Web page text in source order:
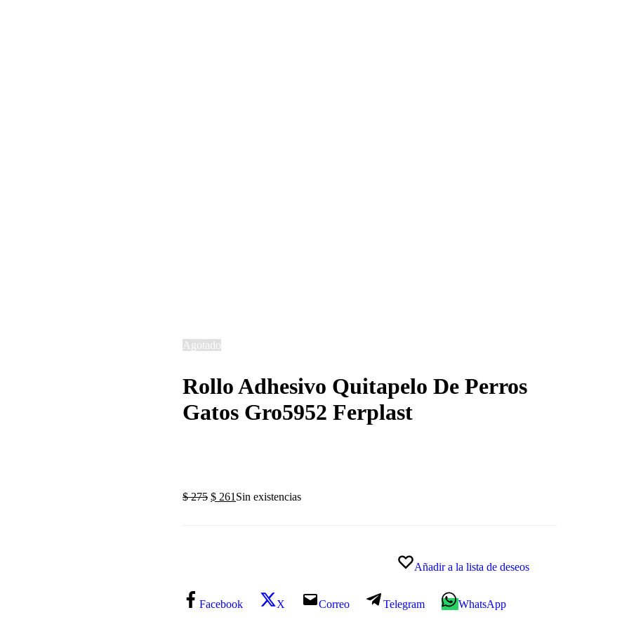
Agotado
Rollo Adhesivo Quitapelo De Perros
Gatos Gro5952 Ferplast
$275 $ 261 Sin existencias
Añadir a la lista de deseos
Facebook X Correo Telegram WhatsApp